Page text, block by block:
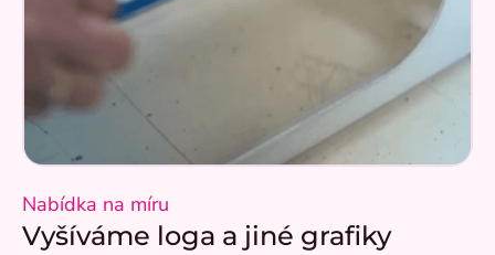
Nabídka na míru
Vyšíváme loga a jiné grafiky